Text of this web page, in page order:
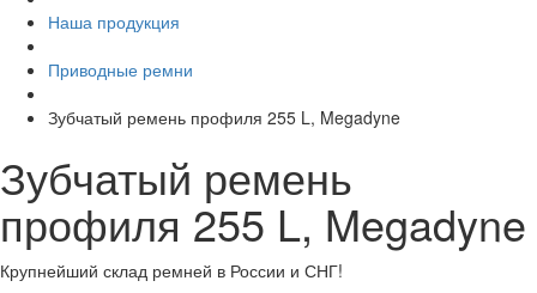
Наша продукция
Приводные ремни
Зубчатый ремень профиля 255 L, Megadyne
Зубчатый ремень
профиля 255 L, Megadyne
Крупнейший склад ремней в России и СНГ!